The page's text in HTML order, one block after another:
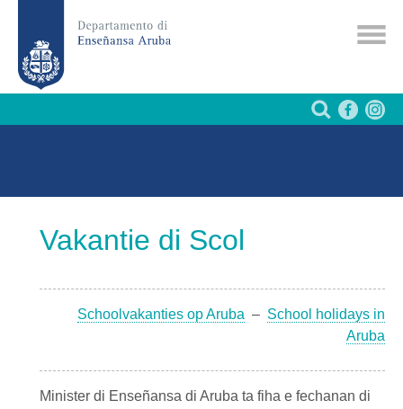
Vakantie di Scol
Schoolvakanties op Aruba – School holidays in
Aruba
Minister di Enseñansa di Aruba ta fiha e fechanan di